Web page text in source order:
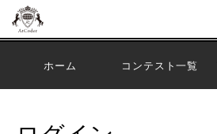
ホーム コンテスト一覧